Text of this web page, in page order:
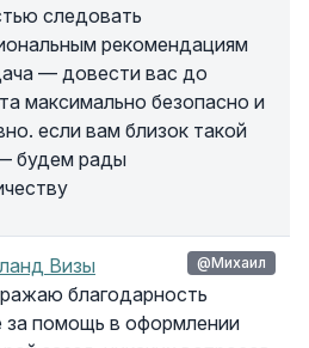
следовать
рекомендациям
— довести вас до
максимально безопасно и
если вам близок такой
будем рады
Визы @Михаил
благодарность
за помощь в оформлении